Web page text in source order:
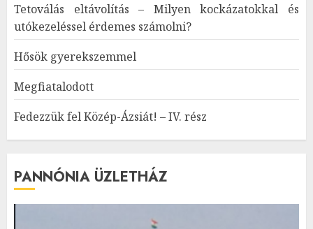
Tetoválás eltávolítás – Milyen kockázatokkal és
utókezeléssel érdemes számolni?
Hősök gyerekszemmel
Megfiatalodott
Fedezzük fel Közép-Ázsiát! – IV. rész
PANNÓNIA ÜZLETHÁZ